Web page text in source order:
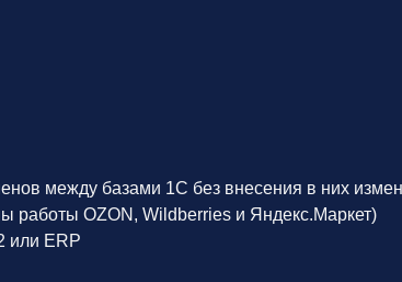
между базами 1С без внесения в них
работы OZON, Wildberries и Яндекс.Маркет)
или ERP